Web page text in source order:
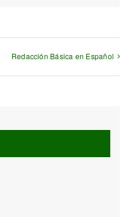
Redacción Básica en Español